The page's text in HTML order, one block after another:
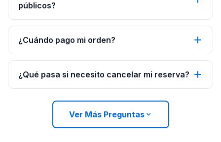
públicos?
¿Cuándo pago mi orden?
¿Qué pasa si necesito cancelar mi reserva?
Ver Más Preguntas